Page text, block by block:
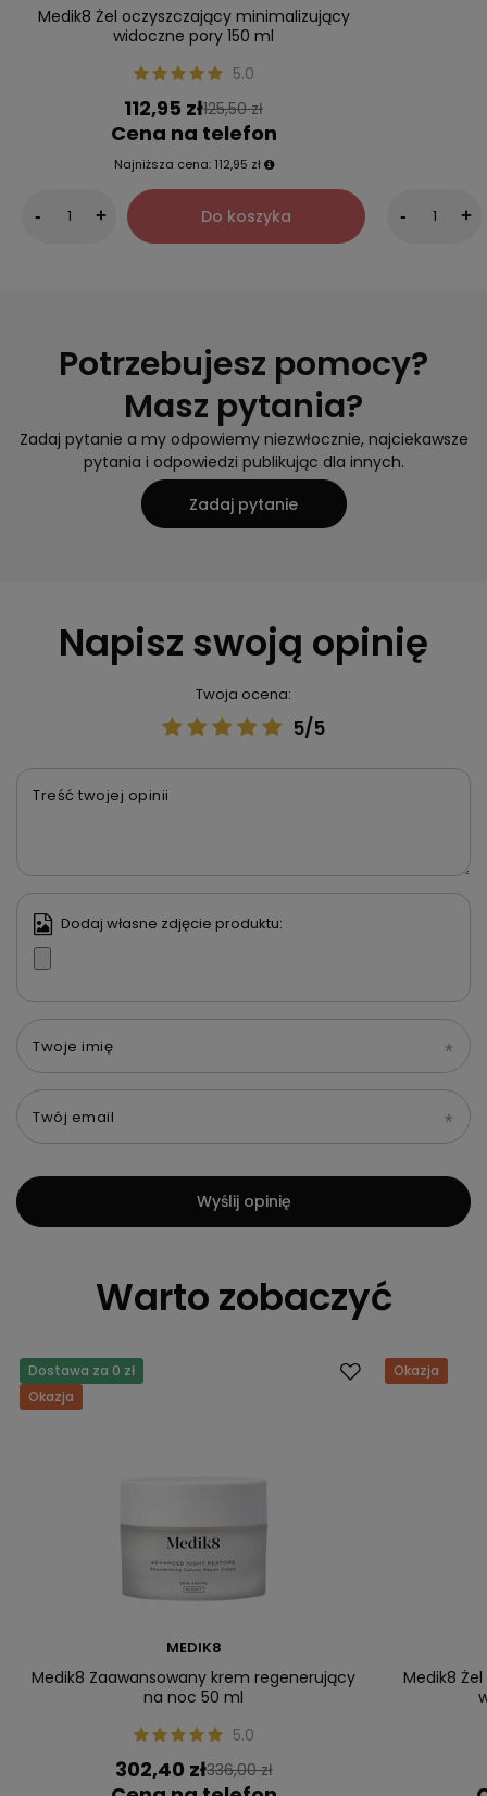
Medik8 Żel oczyszczający minimalizujący
widoczne pory 150 ml
5.0
112,95 zł125,50 zł
Cena na telefon
Najniższa cena: 112,95 zł
- + Do koszyka - +
Potrzebujesz pomocy?
Masz pytania?
Zadaj pytanie a my odpowiemy niezwłocznie, najciekawsze
pytania i odpowiedzi publikując dla innych.
Zadaj pytanie
Napisz swoją opinię
Twoja ocena:
5/5
Treść twojej opinii
Dodaj własne zdjęcie produktu:
Twoje imię
Twój email
Wyślij opinię
Warto zobaczyć
Okazja
Dostawa za 0 zł
MEDIK8
Medik8 Zaawansowany krem regenerujący
na noc 50 ml
5.0
302,40 zł336,00 zł
Okazja
Medik8